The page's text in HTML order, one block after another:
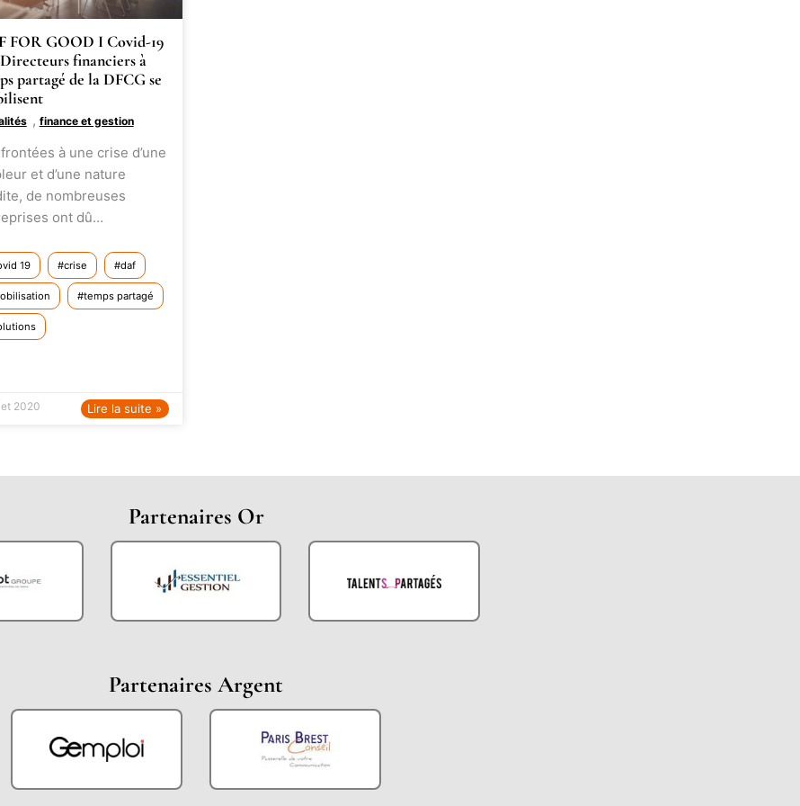
FOR GOOD I Covid-19
financiers à
partagé de la DFCG se
, finance et gestion
à une crise d’une
et d’une nature
de nombreuses
ont dû…
19 crise daf
temps partagé
2020 Lire la suite »
Partenaires Or
Partenaires Argent